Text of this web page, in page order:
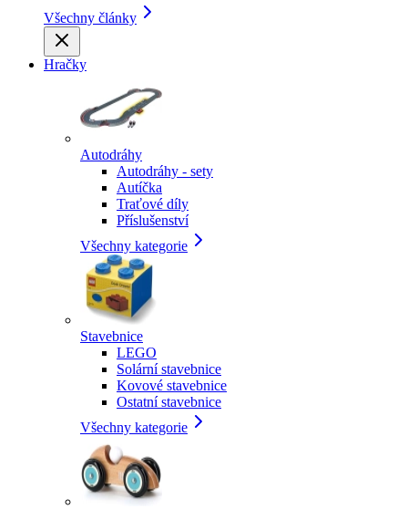
Všechny články
Hračky
Autodráhy
Autodráhy - sety
Autíčka
Traťové díly
Příslušenství
Všechny kategorie
Stavebnice
LEGO
Solární stavebnice
Kovové stavebnice
Ostatní stavebnice
Všechny kategorie